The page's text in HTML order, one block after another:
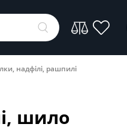
надфілі, рашпилі
шило